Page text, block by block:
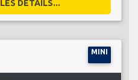
DÉTAILS...
MINI